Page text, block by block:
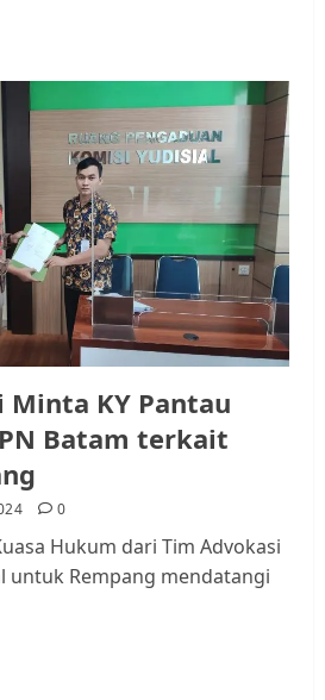
Minta KY Pantau
Batam terkait
0
Hukum dari Tim Advokasi
untuk Rempang mendatangi